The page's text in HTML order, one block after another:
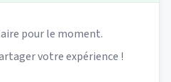
pour le moment.
votre expérience !